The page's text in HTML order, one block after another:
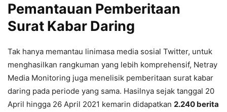
Pemantauan Pemberitaan
Surat Kabar Daring
Tak hanya memantau linimasa media sosial Twitter, untuk
menghasilkan rangkuman yang lebih komprehensif, Netray
Media Monitoring juga menelisik pemberitaan surat kabar
daring pada periode yang sama. Hasilnya sejak tanggal 20
April hingga 26 April 2021 kemarin didapatkan 2.240 berita